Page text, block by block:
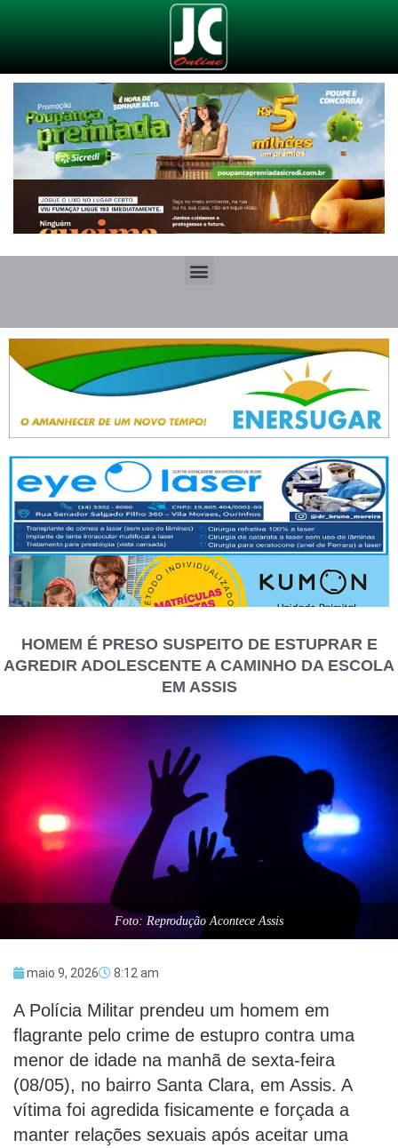
HOMEM É PRESO SUSPEITO DE ESTUPRAR E
AGREDIR ADOLESCENTE A CAMINHO DA ESCOLA
EM ASSIS
Foto: Reprodução Acontece Assis
maio 9, 2026 8:12 am
A Polícia Militar prendeu um homem em
flagrante pelo crime de estupro contra uma
menor de idade na manhã de sexta-feira
(08/05), no bairro Santa Clara, em Assis. A
vítima foi agredida fisicamente e forçada a
manter relações sexuais após aceitar uma